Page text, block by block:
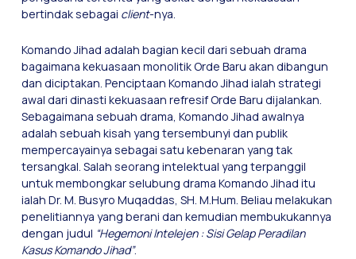
bertindak sebagai client-nya.
Komando Jihad adalah bagian kecil dari sebuah drama
bagaimana kekuasaan monolitik Orde Baru akan dibangun
dan diciptakan. Penciptaan Komando Jihad ialah strategi
awal dari dinasti kekuasaan refresif Orde Baru dijalankan.
Sebagaimana sebuah drama, Komando Jihad awalnya
adalah sebuah kisah yang tersembunyi dan publik
mempercayainya sebagai satu kebenaran yang tak
tersangkal. Salah seorang intelektual yang terpanggil
untuk membongkar selubung drama Komando Jihad itu
ialah Dr. M. Busyro Muqaddas, SH. M.Hum. Beliau melakukan
penelitiannya yang berani dan kemudian membukukannya
dengan judul “Hegemoni Intelejen : Sisi Gelap Peradilan
Kasus Komando Jihad”.